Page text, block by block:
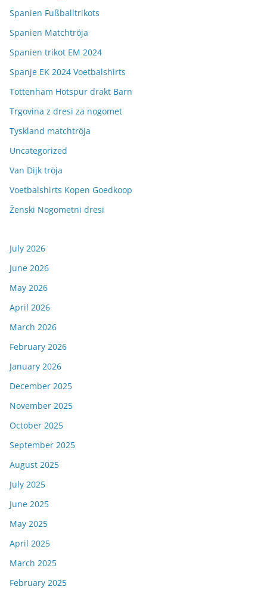
Spanien Fußballtrikots
Spanien Matchtröja
Spanien trikot EM 2024
Spanje EK 2024 Voetbalshirts
Tottenham Hotspur drakt Barn
Trgovina z dresi za nogomet
Tyskland matchtröja
Uncategorized
Van Dijk tröja
Voetbalshirts Kopen Goedkoop
Ženski Nogometni dresi
July 2026
June 2026
May 2026
April 2026
March 2026
February 2026
January 2026
December 2025
November 2025
October 2025
September 2025
August 2025
July 2025
June 2025
May 2025
April 2025
March 2025
February 2025